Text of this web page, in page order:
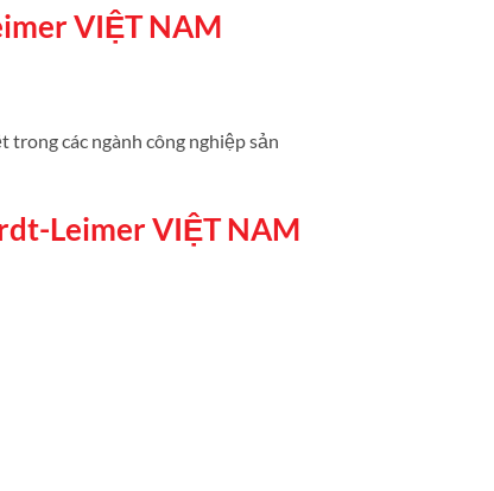
VIỆT NAM
các ngành công nghiệp sản
Leimer VIỆT NAM